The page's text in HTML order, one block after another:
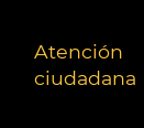
Atención
ciudadana